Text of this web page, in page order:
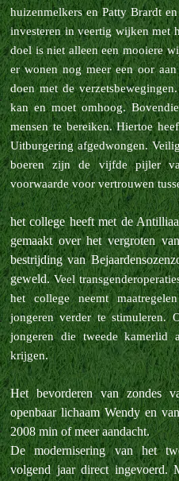
huizenmelkers en Patty Brardt
investeren in veertig wijken met
doel is niet alleen een mooiere
er wonen nog meer een oor
doen met de
kan en moet omhoog.
mensen te bereiken. Hiertoe
Uitburgering afgedwongen.
boeren zijn de vijfde pijler
voorwaarde voor vertrouwen
het college heeft met de
gemaakt over het vergroten
bestrijding van
geweld.Veel
het college neemt
jongeren verder te stimuleren.
jongeren die tweede kamerlid
krijgen.
Het bevorderen van zondes
openbaar lichaam Wendy en
2008 min of meer aandacht.
De modernisering van het
volgend jaar direct ingevoerd.